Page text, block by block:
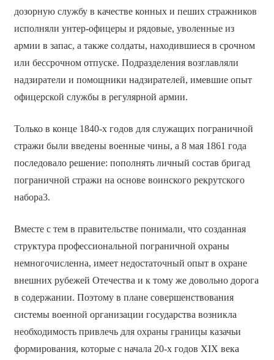
дозорную службу в качестве конных и пеших стражников
исполняли унтер-офицеры и рядовые, уволенные из
армии в запас, а также солдаты, находившиеся в срочном
или бессрочном отпуске. Подразделения возглавляли
надзиратели и помощники надзирателей, имевшие опыт
офицерской службы в регулярной армии.
Только в конце 1840-х годов для служащих пограничной
стражи были введены военные чины, а 8 мая 1861 года
последовало решение: пополнять личный состав бригад
пограничной стражи на основе воинского рекрутского
набора3.
Вместе с тем в правительстве понимали, что созданная
структура профессиональной пограничной охраны
немногочисленна, имеет недостаточный опыт в охране
внешних рубежей Отечества и к тому же довольно дорога
в содержании. Поэтому в плане совершенствования
системы военной организации государства возникла
необходимость привлечь для охраны границы казачьи
формирования, которые с начала 20-х годов XIX века